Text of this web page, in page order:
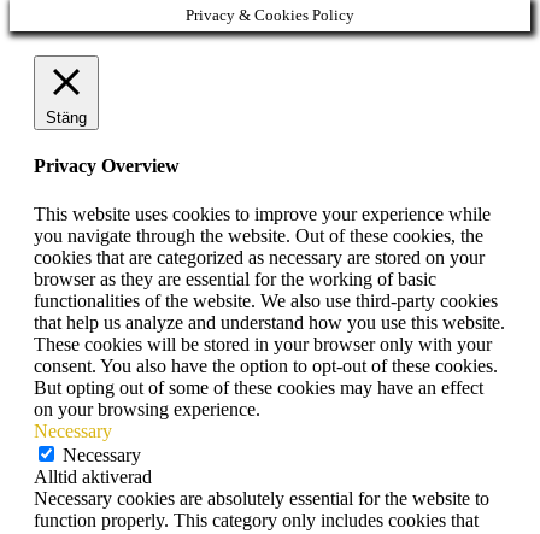
Privacy & Cookies Policy
Stäng
Privacy Overview
This website uses cookies to improve your experience while
you navigate through the website. Out of these cookies, the
cookies that are categorized as necessary are stored on your
browser as they are essential for the working of basic
functionalities of the website. We also use third-party cookies
that help us analyze and understand how you use this website.
These cookies will be stored in your browser only with your
consent. You also have the option to opt-out of these cookies.
But opting out of some of these cookies may have an effect
on your browsing experience.
Necessary
Necessary
Alltid aktiverad
Necessary cookies are absolutely essential for the website to
function properly. This category only includes cookies that